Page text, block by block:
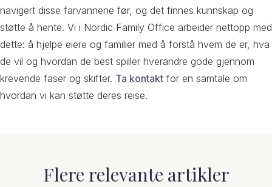
navigert disse farvannene før, og det finnes kunnskap og
støtte å hente. Vi i Nordic Family Office arbeider nettopp med
dette: å hjelpe eiere og familier med å forstå hvem de er, hva
de vil og hvordan de best spiller hverandre gode gjennom
krevende faser og skifter. Ta kontakt for en samtale om
hvordan vi kan støtte deres reise.
Flere relevante artikler